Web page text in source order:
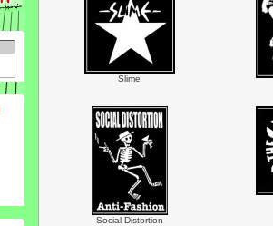
Slime
Social Distortion